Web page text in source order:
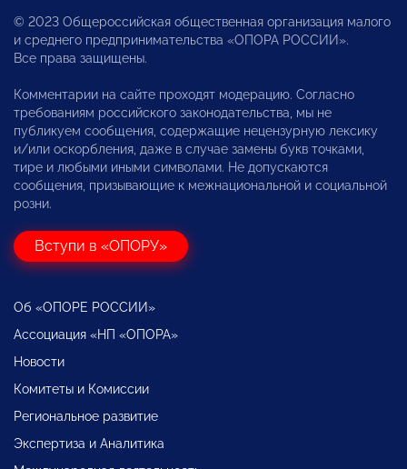
© 2023 Общероссийская общественная организация малого
и среднего предпринимательства «ОПОРА РОССИИ».
Все права защищены.
Комментарии на сайте проходят модерацию. Согласно
требованиям российского законодательства, мы не
публикуем сообщения, содержащие нецензурную лексику
и/или оскорбления, даже в случае замены букв точками,
тире и любыми иными символами. Не допускаются
сообщения, призывающие к межнациональной и социальной
розни.
Вступи в «ОПОРУ»
Об «ОПОРЕ РОССИИ»
Ассоциация «НП «ОПОРА»
Новости
Комитеты и Комиссии
Региональное развитие
Экспертиза и Аналитика